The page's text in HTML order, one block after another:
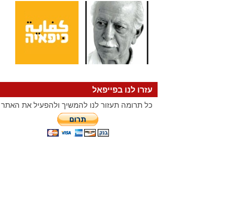
עזרו לנו בפייפאל
כל תרומה תעזור לנו להמשיך ולהפעיל את האתר